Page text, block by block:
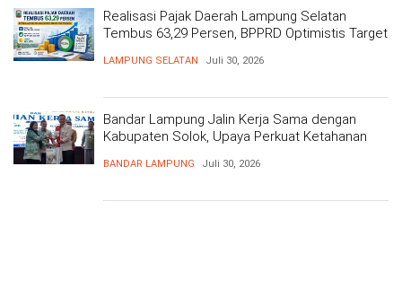
Realisasi Pajak Daerah Lampung Selatan
Tembus 63,29 Persen, BPPRD Optimistis Target
LAMPUNG SELATAN Juli 30, 2026
Bandar Lampung Jalin Kerja Sama dengan
Kabupaten Solok, Upaya Perkuat Ketahanan
BANDAR LAMPUNG Juli 30, 2026